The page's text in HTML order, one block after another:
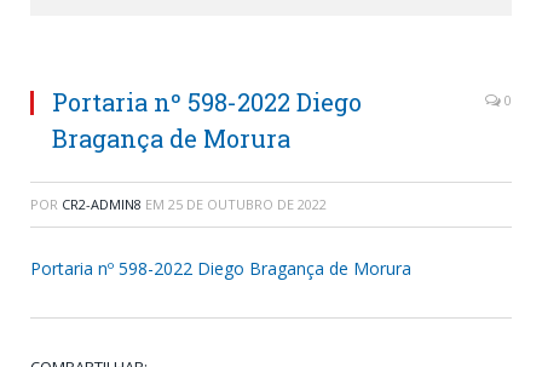
Portaria nº 598-2022 Diego
Bragança de Morura
0
POR CR2-ADMIN8 EM 25 DE OUTUBRO DE 2022
Portaria nº 598-2022 Diego Bragança de Morura